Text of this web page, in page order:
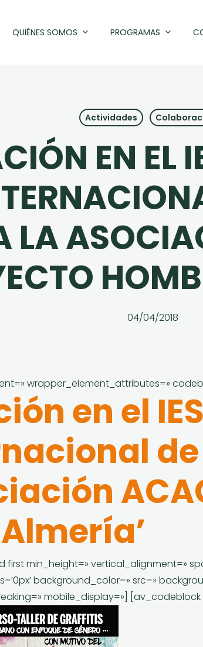
QUIÉNES SOMOS PROGRAMAS
Actividades
EN EL
LA
04/04/2018
wrapper_element_attributes=»
en el
min_height=» vertical_alignment=»
background_color=» src=»
mobile_display=»]